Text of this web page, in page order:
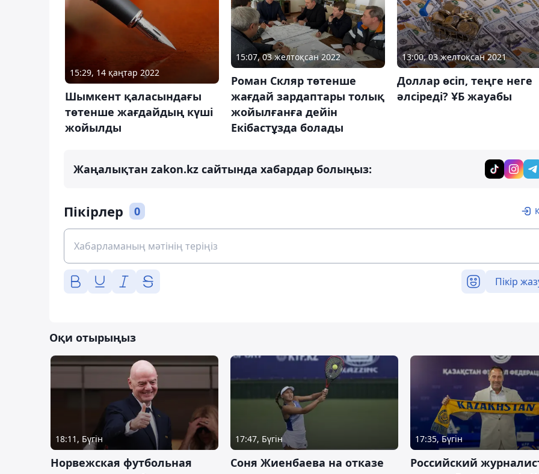
15:29, 14 қаңтар 2022
Шымкент қаласындағы
төтенше жағдайдың күші
жойылды
15:07, 03 желтоқсан 2022
Роман Скляр төтенше
жағдай зардаптары толық
жойылғанға дейін
Екібастұзда болады
13:00, 03 желтоқсан 2021
Доллар өсіп, теңге неге
әлсіреді? ҰБ жауабы
Жаңалықтан zakon.kz сайтында хабардар болыңыз:
Пікірлер 0
Пікір
Оқи отырыңыз
18:11, Бүгін
Норвежская футбольная
17:47, Бүгін
Соня Жиенбаева на отказе
17:35, Бүгін
Российский